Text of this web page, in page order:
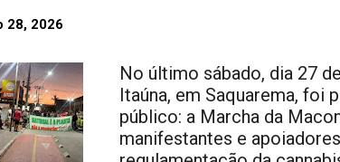
28, 2026
No último sábado, dia 27
Itaúna, em Saquarema, foi
público: a Marcha da
manifestantes e